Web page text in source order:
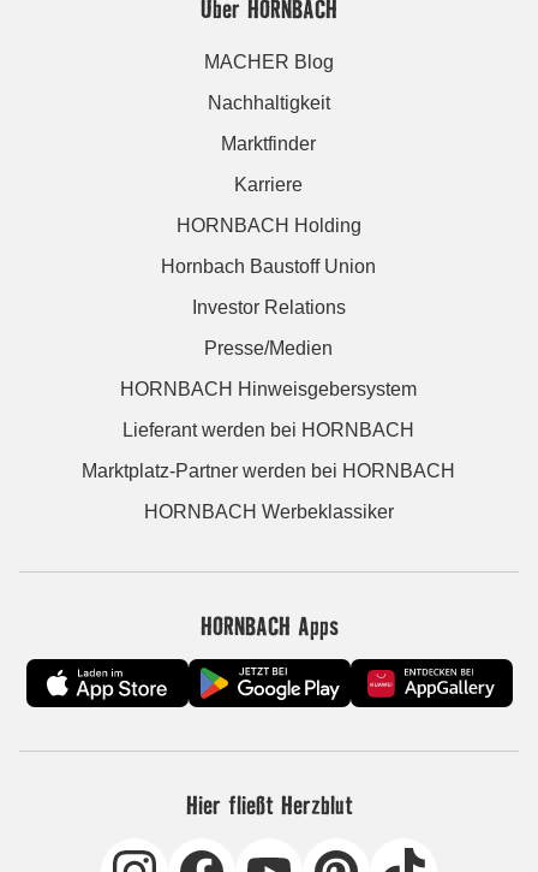
Über HORNBACH
MACHER Blog
Nachhaltigkeit
Marktfinder
Karriere
HORNBACH Holding
Hornbach Baustoff Union
Investor Relations
Presse/Medien
HORNBACH Hinweisgebersystem
Lieferant werden bei HORNBACH
Marktplatz-Partner werden bei HORNBACH
HORNBACH Werbeklassiker
HORNBACH Apps
Hier fließt Herzblut